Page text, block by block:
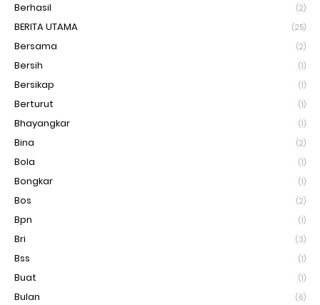
Berhasil (2)
BERITA UTAMA (25)
Bersama (2)
Bersih (1)
Bersikap (1)
Berturut (1)
Bhayangkar (1)
Bina (2)
Bola (1)
Bongkar (1)
Bos (2)
Bpn (1)
Bri (3)
Bss (1)
Buat (1)
Bulan (6)